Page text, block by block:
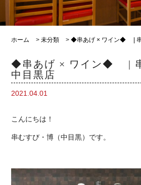
ホーム >未分類 >◆串あげ × ワイン◆ | 串
◆串あげ × ワイン◆ | 串
中目黒店
2021.04.01
こんにちは！
串むすび・博（中目黒） です。